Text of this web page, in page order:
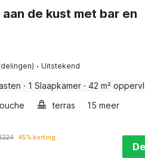
de kust met bar en
· Uitstekend
· 1 Slaapkamer · 42 m²
terras 15 meer
224 45% korting